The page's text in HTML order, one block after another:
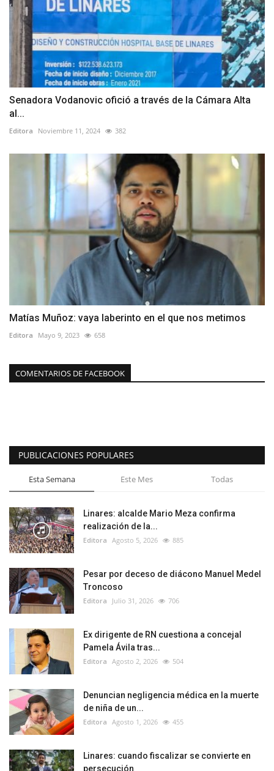
Senadora Vodanovic ofició a través de la Cámara Alta
al...
Editora Noviembre 11, 2024 382
Matías Muñoz: vaya laberinto en el que nos metimos
Editora Mayo 9, 2023 658
COMENTARIOS DE FACEBOOK
PUBLICACIONES POPULARES
Esta Semana Este Mes Todas
Linares: alcalde Mario Meza confirma
realización de la...
Editora Agosto 5, 2026 885
Pesar por deceso de diácono Manuel Medel
Troncoso
Editora Julio 31, 2026 706
Ex dirigente de RN cuestiona a concejal
Pamela Ávila tras...
Editora Agosto 2, 2026 504
Denuncian negligencia médica en la muerte
de niña de un...
Editora Agosto 1, 2026 455
Linares: cuando fiscalizar se convierte en
persecución